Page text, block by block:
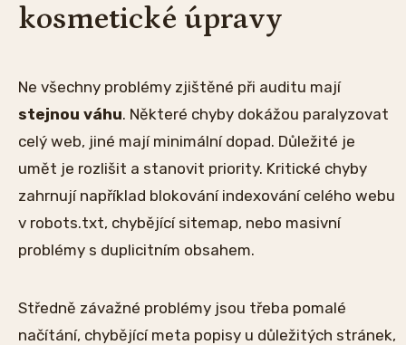
kosmetické úpravy
Ne všechny problémy zjištěné při auditu mají
stejnou váhu. Některé chyby dokážou paralyzovat
celý web, jiné mají minimální dopad. Důležité je
umět je rozlišit a stanovit priority. Kritické chyby
zahrnují například blokování indexování celého webu
v robots.txt, chybějící sitemap, nebo masivní
problémy s duplicitním obsahem.
Středně závažné problémy jsou třeba pomalé
načítání, chybějící meta popisy u důležitých stránek,